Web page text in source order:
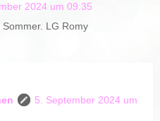
2024 um 09:35
LG Romy
5. September 2024 um